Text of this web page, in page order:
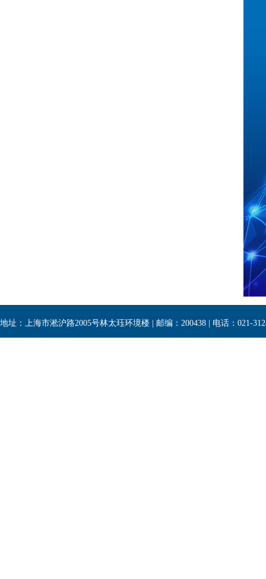
地址：上海市淞沪路2005号林太珏环境楼 | 邮编：200438 | 电话：021-